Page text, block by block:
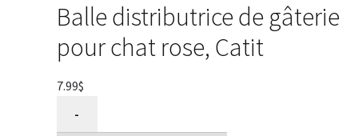
Balle distributrice de gâterie
pour chat rose, Catit
7.99$
-